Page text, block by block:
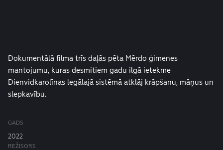
Dokumentālā filma trīs daļās pēta Mērdo ģimenes
mantojumu, kuras desmitiem gadu ilgā ietekme
Dienvidkarolīnas legālajā sistēmā atklāj krāpšanu, māņus un
slepkavību.
GADS
2022
REŽISORS